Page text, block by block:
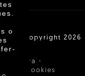
o
| Copyright 2026
compra ·
de cookies